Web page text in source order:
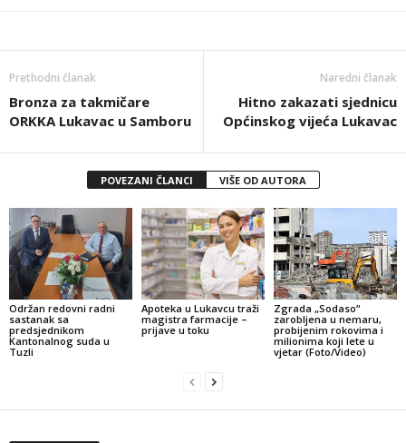
Prethodni članak
Bronza za takmičare
ORKKA Lukavac u Samboru
Naredni članak
Hitno zakazati sjednicu
Općinskog vijeća Lukavac
POVEZANI ČLANCI VIŠE OD AUTORA
Održan redovni radni
sastanak sa
predsjednikom
Kantonalnog suda u
Tuzli
Apoteka u Lukavcu traži
magistra farmacije –
prijave u toku
Zgrada „Sodaso“
zarobljena u nemaru,
probijenim rokovima i
milionima koji lete u
vjetar (Foto/Video)